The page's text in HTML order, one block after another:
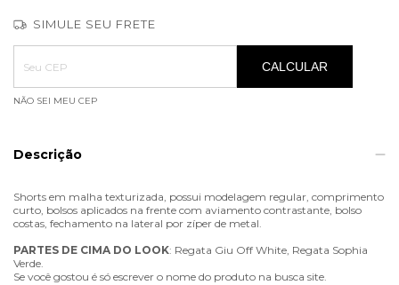
SIMULE SEU FRETE
Entregas para o CEP:
ALTERAR CEP
CALCULAR
NÃO SEI MEU CEP
Descrição
Shorts em malha texturizada, possui modelagem regular, comprimento
curto, bolsos aplicados na frente com aviamento contrastante, bolso
costas, fechamento na lateral por zíper de metal.
PARTES DE CIMA DO LOOK: Regata Giu Off White, Regata Sophia
Verde.
Se você gostou é só escrever o nome do produto na busca site.